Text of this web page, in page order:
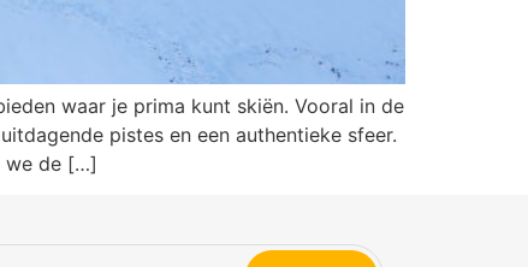
waar je prima kunt skiën. Vooral in de
pistes en een authentieke sfeer.
we de […]